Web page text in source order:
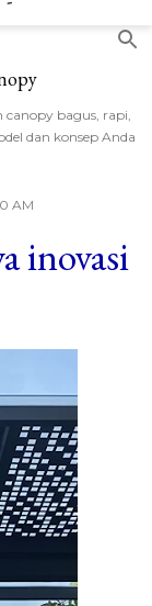
bagus, rapi,
dan konsep Anda
AM
inovasi